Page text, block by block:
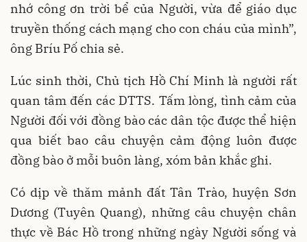
nhớ công ơn trời bể của Người, vừa để giáo dục
truyền thống cách mạng cho con cháu của mình”,
ông Bríu Pố chia sẻ.
Lúc sinh thời, Chủ tịch Hồ Chí Minh là người rất
quan tâm đến các DTTS. Tấm lòng, tình cảm của
Người đối với đồng bào các dân tộc được thể hiện
qua biết bao câu chuyện cảm động luôn được
đồng bào ở mỗi buôn làng, xóm bản khắc ghi.
Có dịp về thăm mảnh đất Tân Trào, huyện Sơn
Dương (Tuyên Quang), những câu chuyện chân
thực về Bác Hồ trong những ngày Người sống và